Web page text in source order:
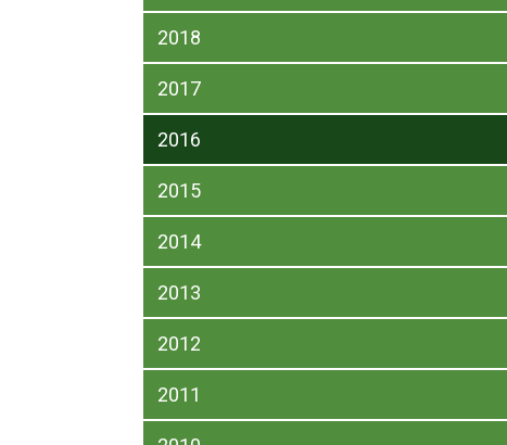
2018
2017
2016
2015
2014
2013
2012
2011